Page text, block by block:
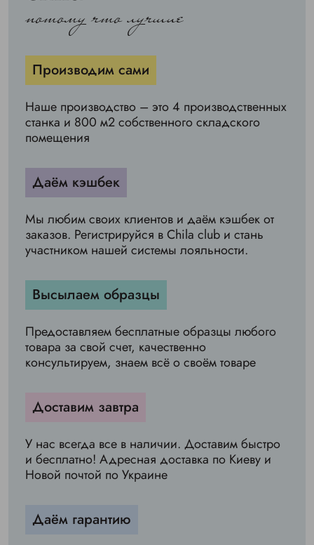
потому что лучшие
Производим сами
Наше производство – это 4 производственных
станка и 800 м2 собственного складского
помещения
Даём кэшбек
Мы любим своих клиентов и даём кэшбек от
заказов. Регистрируйся в Chila club и стань
участником нашей системы лояльности.
Высылаем образцы
Предоставляем бесплатные образцы любого
товара за свой счет, качественно
консультируем, знаем всё о своём товаре
Доставим завтра
У нас всегда все в наличии. Доставим быстро
и бесплатно! Адресная доставка по Киеву и
Новой почтой по Украине
Даём гарантию